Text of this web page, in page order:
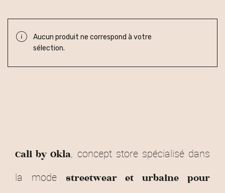
Aucun produit ne correspond à votre
sélection.
Cali by Okla, concept store spécialisé dans
la mode
streetwear et urbaine pour